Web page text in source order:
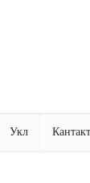
Укл Кантакт